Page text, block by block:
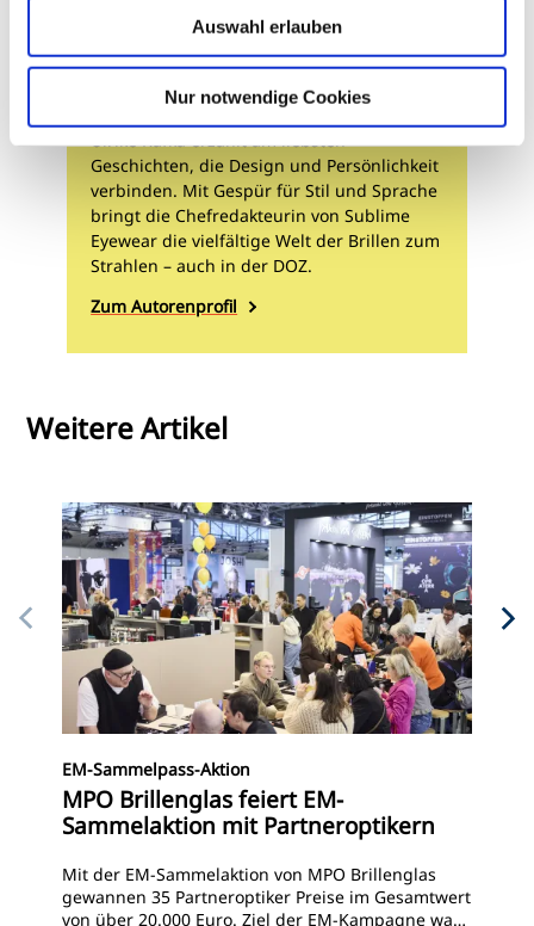
Auswahl erlauben
Nur notwendige Cookies
Ulrike Kafka
Ulrike Kafka erzählt am liebsten
Geschichten, die Design und Persönlichkeit
verbinden. Mit Gespür für Stil und Sprache
bringt die Chefredakteurin von Sublime
Eyewear die vielfältige Welt der Brillen zum
Strahlen – auch in der DOZ.
Zum Autorenprofil
Weitere Artikel
EM-Sammelpass-Aktion
MPO Brillenglas feiert EM-
Sammelaktion mit Partneroptikern
Mit der EM-Sammelaktion von MPO Brillenglas
gewannen 35 Partneroptiker Preise im Gesamtwert
von über 20.000 Euro. Ziel der EM-Kampagne war